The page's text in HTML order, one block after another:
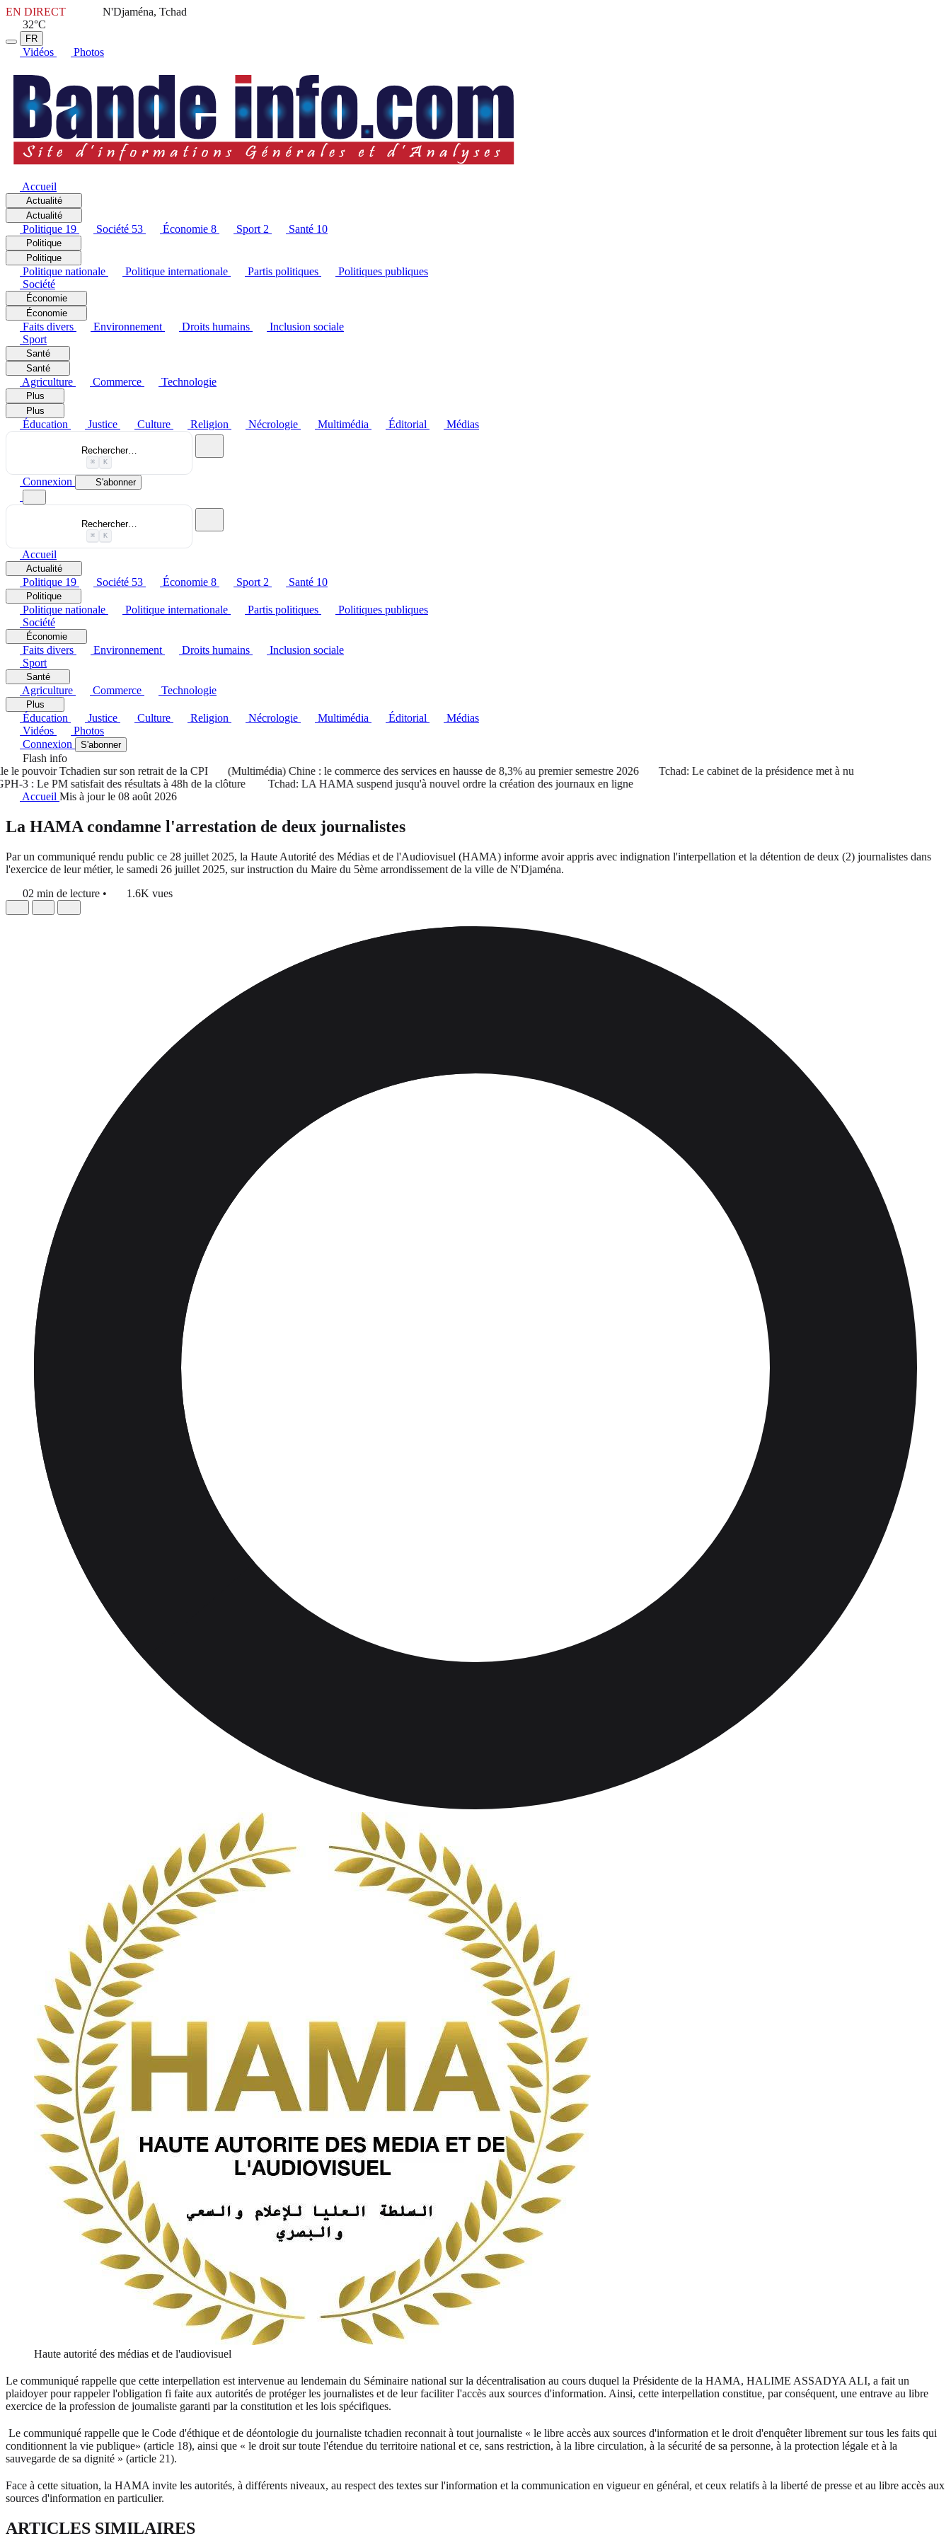
EN DIRECT
N'Djaména, Tchad
32°C
FR
Vidéos Photos
Accueil
Actualité
Actualité
Politique 19 Société 53 Économie 8 Sport 2 Santé 10
Politique
Politique
Politique nationale Politique internationale Partis politiques
Politiques publiques
Société
Économie
Économie
Faits divers Environnement Droits humains
Inclusion sociale
Sport
Santé
Santé
Agriculture Commerce Technologie
Plus
Plus
Éducation Justice Culture Religion Nécrologie Multimédia Éditorial Médias
Rechercher…
⌘ K
Connexion S'abonner
Rechercher…
⌘ K
Accueil
Actualité
Politique 19 Société 53 Économie 8 Sport 2 Santé 10
Politique
Politique nationale Politique internationale Partis politiques
Politiques publiques
Société
Économie
Faits divers Environnement Droits humains
Inclusion sociale
Sport
Santé
Agriculture Commerce Technologie
Plus
Éducation Justice Culture Religion Nécrologie Multimédia Éditorial
Médias
Vidéos
Photos
Connexion
S'abonner
Flash info
pouvoir Tchadien sur son retrait de la CPI
(Multimédia) Chine : le commerce des services en hausse de 8,3% au premier semestre 2026
Tchad: Le cabinet de la présidence met à nu
3 : Le PM satisfait des résultats à 48h de la clôture
Tchad: LA HAMA suspend jusqu'à nouvel ordre la création des journaux en ligne
Accueil Mis à jour le 08 août 2026
La HAMA condamne l'arrestation de deux journalistes
Par un communiqué rendu public ce 28 juillet 2025, la Haute Autorité des Médias et de l'Audiovisuel (HAMA) informe avoir appris avec indignation l'interpellation et la détention de deux (2) journalistes dans
l'exercice de leur métier, le samedi 26 juillet 2025, sur instruction du Maire du 5ème arrondissement de la ville de N'Djaména.
02 min de lecture • 1.6K vues
Haute autorité des médias et de l'audiovisuel
Le communiqué rappelle que cette interpellation est intervenue au lendemain du Séminaire national sur la décentralisation au cours duquel la Présidente de la HAMA, HALIME ASSADYA ALI, a fait un
plaidoyer pour rappeler l'obligation fi faite aux autorités de protéger les journalistes et de leur faciliter I'accès aux sources d'information. Ainsi, cette interpellation constitue, par conséquent, une entrave au libre
exercice de la profession de joumaliste garanti par la constitution et les lois spécifiques.
Le communiqué rappelle que le Code d'éthique et de déontologie du journaliste tchadien reconnait à tout journaliste « le libre accès aux sources d'information et le droit d'enquêter librement sur tous les faits qui
conditionnent la vie publique» (article 18), ainsi que « le droit sur toute l'étendue du territoire national et ce, sans restriction, à la libre circulation, à la sécurité de sa personne, à la protection légale et à la
sauvegarde de sa dignité » (article 21).
Face à cette situation, la HAMA invite les autorités, à différents niveaux, au respect des textes sur l'information et la communication en vigueur en général, et ceux relatifs à la liberté de presse et au libre accès aux
sources d'information en particulier.
ARTICLES SIMILAIRES